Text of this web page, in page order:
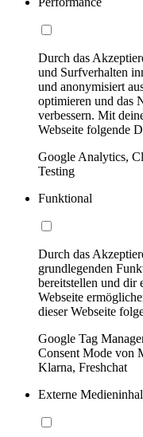
Durch das
und Surfverhalten
und anonymisiert
optimieren und das
verbessern. Mit
Webseite folgende
Google Analytics,
Testing
Funktional
Durch das
grundlegenden
bereitstellen und dir
Webseite
dieser Webseite
Google Tag
Consent Mode von
Klarna, Freshchat
Externe